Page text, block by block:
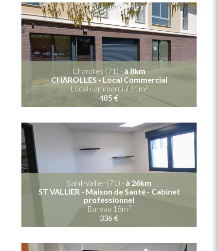
Charolles (71) - à 8km
CHAROLLES - Local Commercial
Local commercial 61m2
485 €
Saint-Vallier (71) - à 26km
ST VALLIER - Maison de Santé - Cabinet
professionnel
Bureau 18m2
336 €